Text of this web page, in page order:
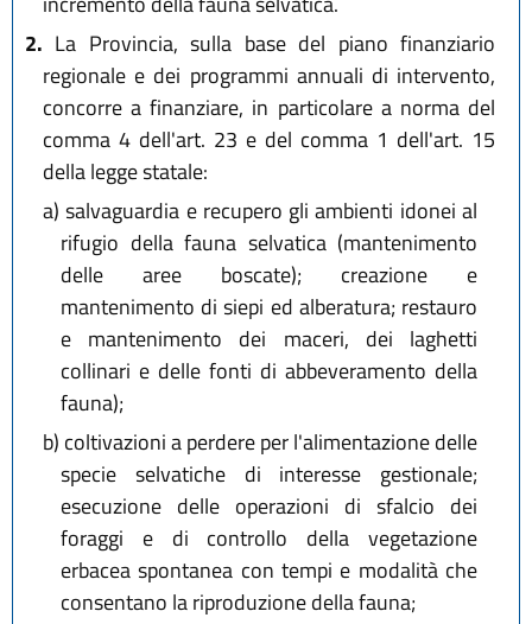
2. La Provincia, sulla base del piano finanziario
regionale e dei programmi annuali di intervento,
concorre a finanziare, in particolare a norma del
comma 4 dell'art. 23 e del comma 1 dell'art. 15
della legge statale:
a) salvaguardia e recupero gli ambienti idonei al
rifugio della fauna selvatica (mantenimento
delle aree boscate); creazione e
mantenimento di siepi ed alberatura; restauro
e mantenimento dei maceri, dei laghetti
collinari e delle fonti di abbeveramento della
fauna);
b) coltivazioni a perdere per l'alimentazione delle
specie selvatiche di interesse gestionale;
esecuzione delle operazioni di sfalcio dei
foraggi e di controllo della vegetazione
erbacea spontanea con tempi e modalità che
consentano la riproduzione della fauna;